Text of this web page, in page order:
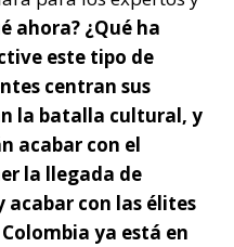
ahora? ¿Qué ha
este tipo de
centran sus
la batalla cultural, y
acabar con el
la llegada de
acabar con las élites
Colombia ya está en